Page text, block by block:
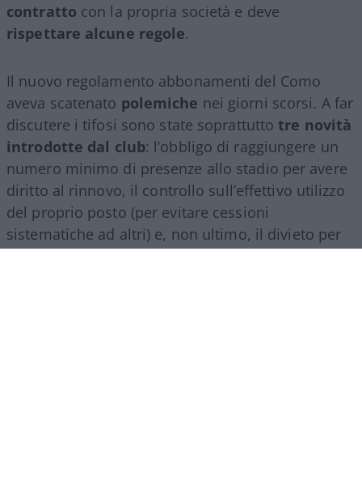
contratto con la propria società e deve
rispettare alcune regole.
Il nuovo regolamento abbonamenti del Como
aveva scatenato polemiche nei giorni scorsi. A far
discutere i tifosi sono state soprattutto tre novità
introdotte dal club: l’obbligo di raggiungere un
numero minimo di presenze allo stadio per avere
diritto al rinnovo, il controllo sull’effettivo utilizzo
del proprio posto (per evitare cessioni
sistematiche ad altri) e, non ultimo, il divieto per